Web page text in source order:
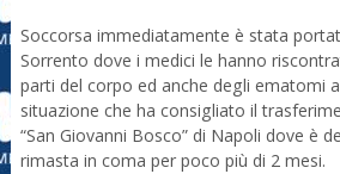
Soccorsa immediatamente è stata
Sorrento dove i medici le hanno
parti del corpo ed anche degli ematomi
situazione che ha consigliato il
“San Giovanni Bosco” di Napoli dove è
rimasta in coma per poco più di 2 mesi.